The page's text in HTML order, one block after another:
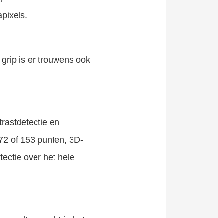
is er trouwens ook
en
of 153 punten, 3D-
over het hele